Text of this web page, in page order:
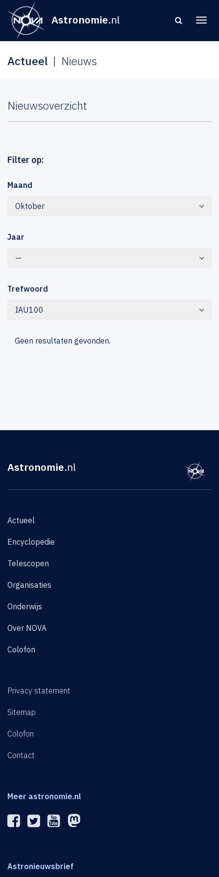
Astronomie.nl
Actueel Nieuws
Nieuwsoverzicht
Filter op:
Maand
Oktober
Jaar
—
Trefwoord
IAU100
Geen resultaten gevonden.
Astronomie.nl
Actueel
Encyclopedie
Telescopen
Organisaties
Onderwijs
Over NOVA
Colofon
Privacy statement
Sitemap
Colofon
Contact
Meer astronomie.nl
Astronieuwsbrief